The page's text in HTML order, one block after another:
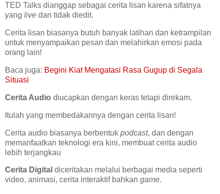
TED Talks dianggap sebagai cerita lisan karena sifatnya
yang live dan tidak diedit.
Cerita lisan biasanya butuh banyak latihan dan ketrampilan
untuk menyampaikan pesan dan melahirkan emosi pada
orang lain!
Baca juga: Begini Kiat Mengatasi Rasa Gugup di Segala
Situasi
Cerita Audio diucapkan dengan keras tetapi direkam.
Itulah yang membedakannya dengan cerita lisan!
Cerita audio biasanya berbentuk podcast, dan dengan
memanfaatkan teknologi era kini, membuat cerita audio
lebih terjangkau
Cerita Digital diceritakan melalui berbagai media seperti
video, animasi, cerita interaktif bahkan game.